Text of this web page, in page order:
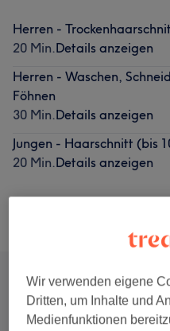
Herren -
20 Min.Details anzeigen
Herren - Waschen,
Föhnen
30 Min.Details anzeigen
Jungen - Haarschnitt (bis
20 Min.Details anzeigen
Alle
Wir verwenden eigene
Dritten, um Inhalte und
Medienfunktionen